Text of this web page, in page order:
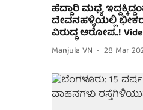
ಹೆದ್ದಾರಿ ಮಧ್ಯೆ
ದೇವನಹಳ್ಳಿಯಲ್ಲಿ
ವಿರುದ್ಧ ಆರೋಪ..!
Manjula VN 28 Mar